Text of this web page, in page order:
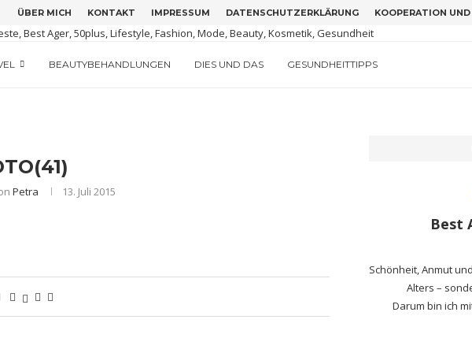
GRÜNEN IRLAND
ÜBER MICH KONTAKT IMPRESSUM DATENSCHUTZERKLÄRUNG KOOPERATION
BEAUTYBEHANDLUNGEN DIES UND DAS GESUNDHEITTIPPS
Petra 13. Juli 2015
Best
Schönheit, Anmut
Alters –
Darum bin ich